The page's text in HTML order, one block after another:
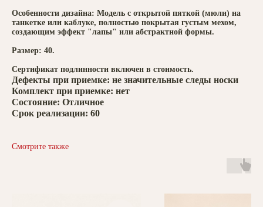
Особенности дизайна: Модель с открытой пяткой (мюли) на
танкетке или каблуке, полностью покрытая густым мехом,
создающим эффект "лапы" или абстрактной формы.
Размер: 40.
Сертификат подлинности включен в стоимость.
Дефекты при приемке: не значительные следы носки
Комплект при приемке: нет
Состояние: Отличное
Срок реализации: 60
Смотрите также